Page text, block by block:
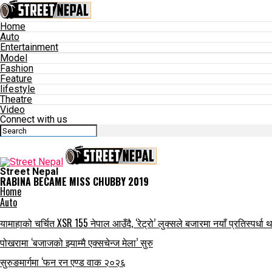
Home
Auto
Entertainment
Model
Fashion
Feature
lifestyle
Theatre
Video
Connect with us
Street Nepal
RABINA BECAME MISS CHUBBY 2019
Home
Auto
यामाहाको चर्चित XSR 155 नेपाल आउँदै, ‘रेट्रो’ लुक्सले बजारमा नयाँ प्रतिस्पर्धा
पोखरामा ‘बजाजको झ्याम्मै एक्सचेन्ज मेला’ सुरु
सुरुङमार्गमा ‘फन रन एण्ड वाक २०२६